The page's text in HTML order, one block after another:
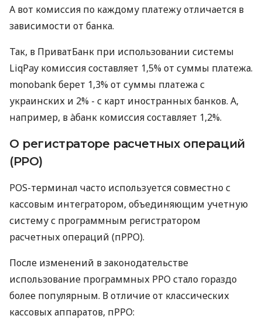
А вот комиссия по каждому платежу отличается в
зависимости от банка.
Так, в ПриватБанк при использовании системы
LiqPay комиссия составляет 1,5% от суммы платежа.
monobank берет 1,3% от суммы платежа с
украинских и 2% - с карт иностранных банков. А,
например, в àбанк комиссия составляет 1,2%.
О регистраторе расчетных операций
(РРО)
POS-терминал часто используется совместно с
кассовым интегратором, объединяющим учетную
систему с программным регистратором
расчетных операций (пРРО).
После изменений в законодательстве
использование программных РРО стало гораздо
более популярным. В отличие от классических
кассовых аппаратов, пРРО: